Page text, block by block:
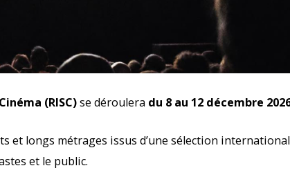
(RISC)se déroulera du 8 au 12 décembre
et longs métrages issus d’une sélection
et le public.